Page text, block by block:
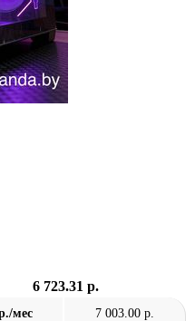
6 723.31 р.
мес 7 003.00 р.